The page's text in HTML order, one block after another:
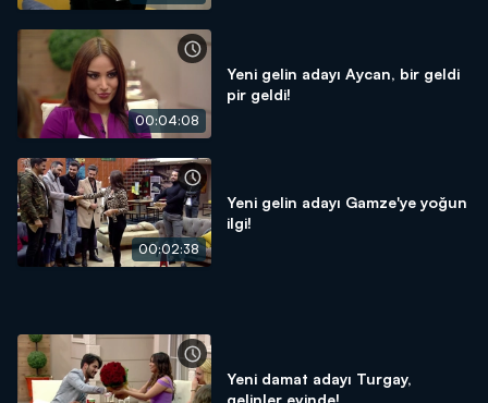
00:04:08
Yeni gelin adayı Aycan, bir geldi
pir geldi!
00:02:38
Yeni gelin adayı Gamze'ye yoğun
ilgi!
Yeni damat adayı Turgay,
gelinler evinde!